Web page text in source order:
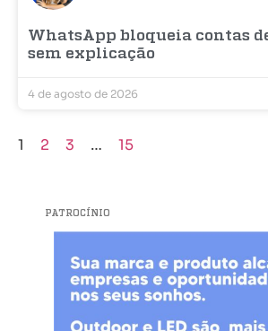
WhatsApp bloqueia contas
sem explicação
4 de agosto de 2026
1 2 3 … 15
PATROCÍNIO